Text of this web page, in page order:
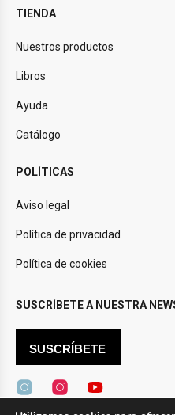
TIENDA
Nuestros productos
Libros
Ayuda
Catálogo
POLÍTICAS
Aviso legal
Política de privacidad
Política de cookies
SUSCRÍBETE A NUESTRA
SUSCRÍBETE